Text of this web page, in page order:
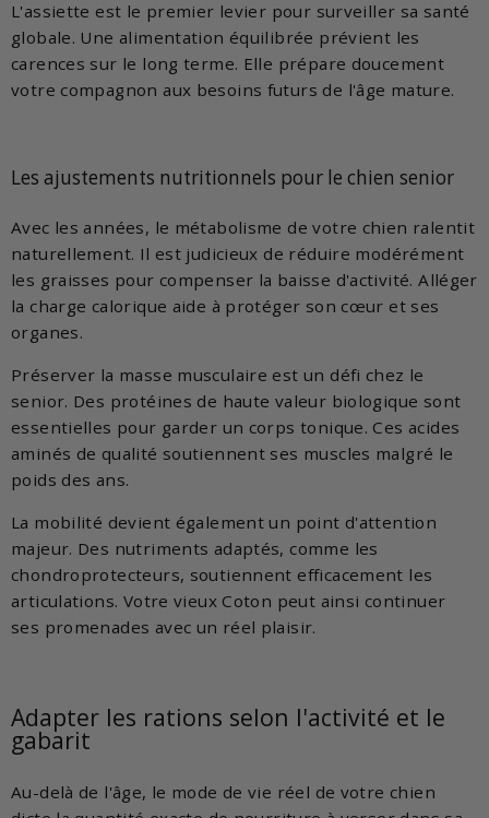
L'assiette est le premier levier pour surveiller sa santé
globale. Une alimentation équilibrée prévient les
carences sur le long terme. Elle prépare doucement
votre compagnon aux besoins futurs de l'âge mature.
Les ajustements nutritionnels pour le chien senior
Avec les années, le métabolisme de votre chien ralentit
naturellement. Il est judicieux de réduire modérément
les graisses pour compenser la baisse d'activité. Alléger
la charge calorique aide à protéger son cœur et ses
organes.
Préserver la masse musculaire est un défi chez le
senior. Des protéines de haute valeur biologique sont
essentielles pour garder un corps tonique. Ces acides
aminés de qualité soutiennent ses muscles malgré le
poids des ans.
La mobilité devient également un point d'attention
majeur. Des nutriments adaptés, comme les
chondroprotecteurs, soutiennent efficacement les
articulations. Votre vieux Coton peut ainsi continuer
ses promenades avec un réel plaisir.
Adapter les rations selon l'activité et le
gabarit
Au-delà de l'âge, le mode de vie réel de votre chien